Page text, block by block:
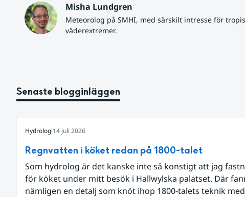
Misha Lundgren
Meteorolog på SMHI, med särskilt intresse för
väderextremer.
Senaste blogginläggen
Hydrologi14 juli 2026
Regnvatten i köket redan på 1800-talet
Som hydrolog är det kanske inte så konstigt att jag
för köket under mitt besök i Hallwylska palatset. Där
nämligen en detalj som knöt ihop 1800-talets teknik med